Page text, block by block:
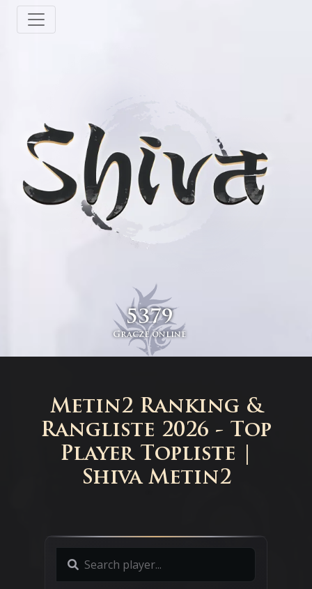
5379
Gracze online
Metin2 Ranking &
Rangliste 2026 - Top
Player Topliste |
Shiva Metin2